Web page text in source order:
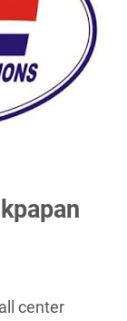
center